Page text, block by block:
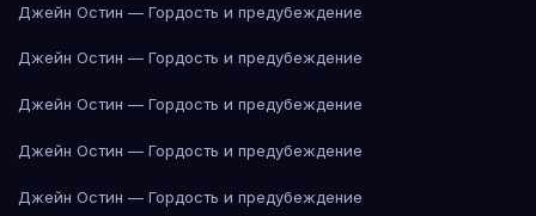
Джейн Остин — Гордость и предубеждение
Джейн Остин — Гордость и предубеждение
Джейн Остин — Гордость и предубеждение
Джейн Остин — Гордость и предубеждение
Джейн Остин — Гордость и предубеждение